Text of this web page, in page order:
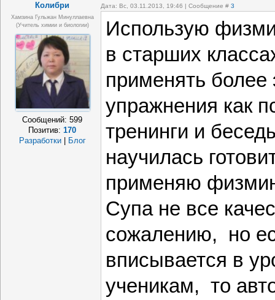
Колибри Дата: Вс, 03.11.2013, 19:46 | Сообщение # 3
Хамзина Гульжан Минуллаевна
(учитель химии и биологии)
Сообщений:599
Позитив:170
Разработки
Блог
Использую
в старших
применять
упражнения как
тренинги и
научилась
применяю
Супа не все
сожалению, но
вписывается в
ученикам, то